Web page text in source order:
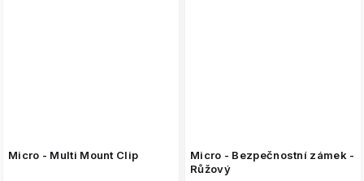
Micro - Multi Mount Clip
Micro - Bezpečnostní zámek -
Růžový